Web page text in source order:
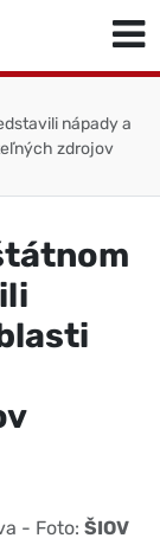
nápady a
zdrojov
- Foto: ŠIOV